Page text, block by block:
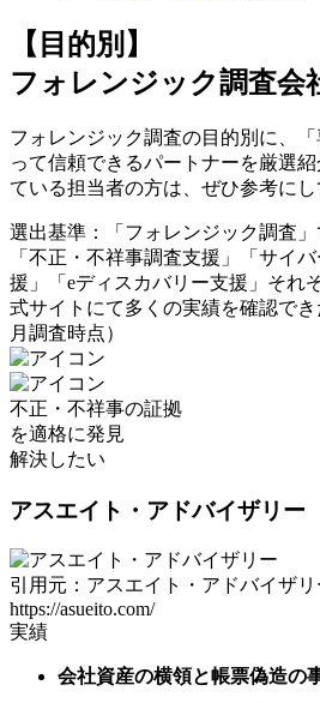
【目的別】
フォレンジック調査会
フォレンジック調査の目的別に、
って信頼できるパートナーを厳選
ている担当者の方は、ぜひ参考にし
選出基準：「フォレンジック調査」
「不正・不祥事調査支援」「サイ
援」「eディスカバリー支援」それ
式サイトにて多くの実績を確認でき
月調査時点）
不正・不祥事の証拠
を適格に発見
解決したい
アスエイト・アドバイザリー
引用元：アスエイト・アドバイザリ
https://asueito.com/
実績
会社資産の横領と帳票偽造の